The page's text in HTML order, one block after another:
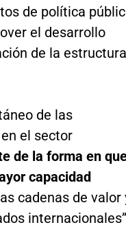
de política
el desarrollo
de la estructura
de las
el sector
de la forma en
capacidad
cadenas de valor